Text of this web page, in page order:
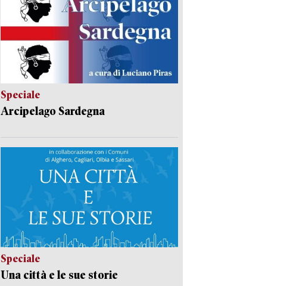
Speciale
Arcipelago Sardegna
Speciale
Una città e le sue storie